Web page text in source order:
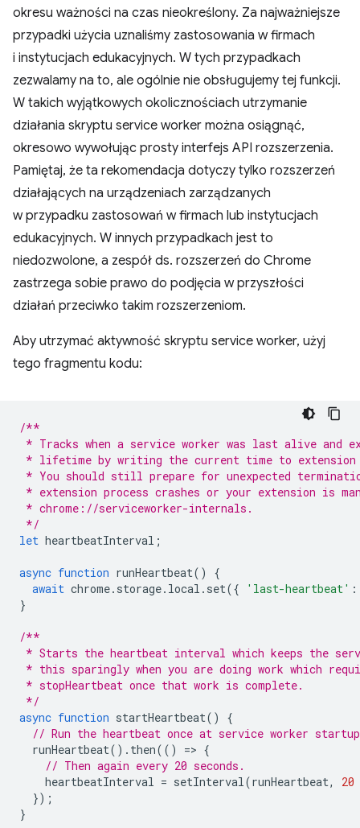
okresu ważności na czas nieokreślony. Za najważniejsze
przypadki użycia uznaliśmy zastosowania w firmach
i instytucjach edukacyjnych. W tych przypadkach
zezwalamy na to, ale ogólnie nie obsługujemy tej funkcji.
W takich wyjątkowych okolicznościach utrzymanie
działania skryptu service worker można osiągnąć,
okresowo wywołując prosty interfejs API rozszerzenia.
Pamiętaj, że ta rekomendacja dotyczy tylko rozszerzeń
działających na urządzeniach zarządzanych
w przypadku zastosowań w firmach lub instytucjach
edukacyjnych. W innych przypadkach jest to
niedozwolone, a zespół ds. rozszerzeń do Chrome
zastrzega sobie prawo do podjęcia w przyszłości
działań przeciwko takim rozszerzeniom.
Aby utrzymać aktywność skryptu service worker, użyj
tego fragmentu kodu:
/**
* Tracks when a service worker was last alive and
* lifetime by writing the current time to extension
* You should still prepare for unexpected
* extension process crashes or your extension is
* chrome://serviceworker-internals.
*/
let heartbeatInterval ;
async function runHeartbeat()
{
await chrome. storage. local . set({ 'last-heartbeat' :
}
/**
* Starts the heartbeat interval which keeps the
* this sparingly when you are doing work which
* stopHeartbeat once that work is complete.
*/
async function startHeartbeat()
{
// Run the heartbeat once at service worker
runHeartbeat(). then(() => {
// Then again every 20 seconds.
heartbeatInterval = setInterval(runHeartbeat,
20
});
}